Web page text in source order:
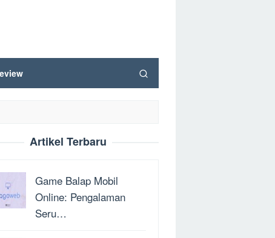
Artikel Terbaru
Game Balap Mobil
Online: Pengalaman
Seru…